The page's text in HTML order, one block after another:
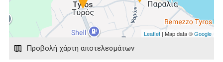
Leaflet | Map data ©Google
Προβολή χάρτη αποτελεσμάτων